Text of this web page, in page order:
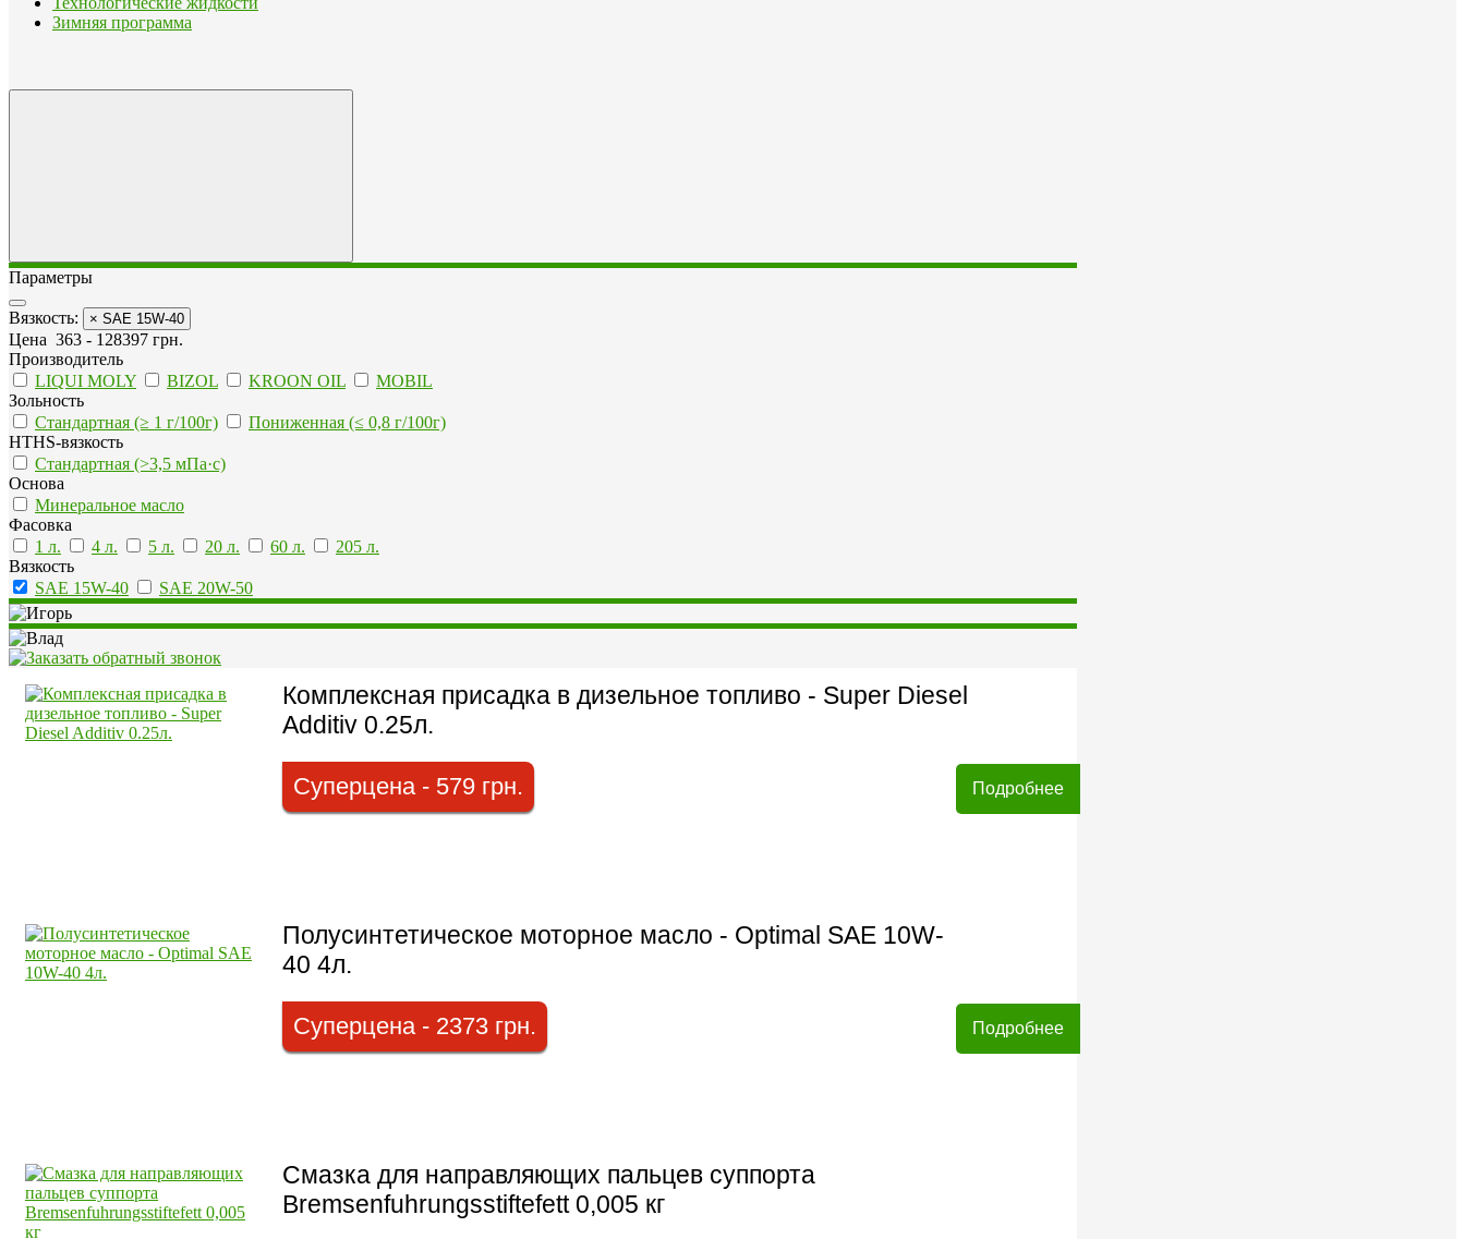
Зимняя программа
Параметры
Вязкость: × SAE 15W-40
Цена 363 - 128397 грн.
Производитель
LIQUI MOLY
BIZOL KROON OIL
MOBIL
Зольность
Стандартная (≥ 1 г/100г)
Пониженная (≤ 0,8 г/100г)
HTHS-вязкость
Стандартная (>3,5 мПа·с)
Основа
Минеральное масло
Фасовка
1 л.
4 л. 5 л. 20 л. 60 л.
205 л.
Вязкость
SAE 15W-40
SAE 20W-50
Комплексная присадка в дизельное топливо - Super Diesel
Additiv 0.25л.
Суперцена - 579 грн. Подробнее
Полусинтетическое моторное масло - Optimal SAE 10W-
40 4л.
Суперцена - 2373 грн. Подробнее
Смазка для направляющих пальцев суппорта
Bremsenfuhrungsstiftefett 0,005 кг